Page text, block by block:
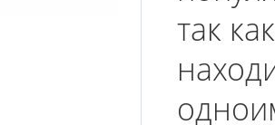
так